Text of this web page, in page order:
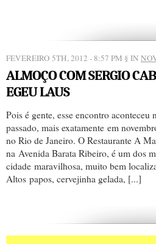
FEVEREIRO 5TH, 2012 - 8:57 PM § IN
ALMOÇO COM SERGIO
EGEU LAUS
Pois é gente, esse encontro aconteceu
passado, mais exatamente em
no Rio de Janeiro. O Restaurante A
na Avenida Barata Ribeiro, é um dos
cidade maravilhosa, muito bem
Altos papos, cervejinha gelada, [...]